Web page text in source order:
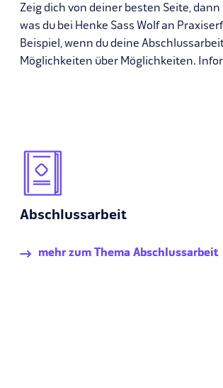
Zeig dich von deiner besten Seite,
was du bei Henke Sass Wolf an
Beispiel, wenn du deine
Möglichkeiten über Möglichkeiten.
Abschlussarbeit
mehr zum Thema Abschlussarbeit